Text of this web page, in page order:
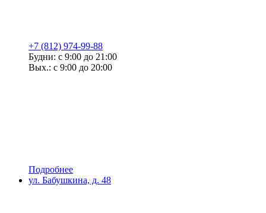
+7 (812) 974-99-88
Будни: с 9:00 до 21:00
Вых.: с 9:00 до 20:00
Подробнее
ул. Бабушкина, д. 48